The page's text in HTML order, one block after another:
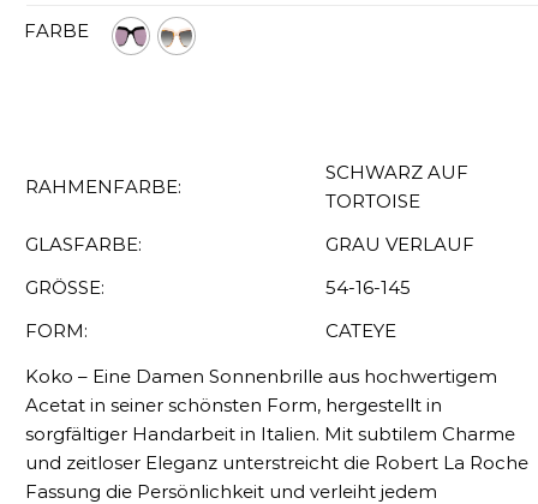
FARBE
RAHMENFARBE:
SCHWARZ AUF
TORTOISE
GLASFARBE:
GRAU VERLAUF
GRÖSSE:
54-16-145
FORM:
CATEYE
Koko – Eine Damen Sonnenbrille aus hochwertigem
Acetat in seiner schönsten Form, hergestellt in
sorgfältiger Handarbeit in Italien. Mit subtilem Charme
und zeitloser Eleganz unterstreicht die Robert La Roche
Fassung die Persönlichkeit und verleiht jedem